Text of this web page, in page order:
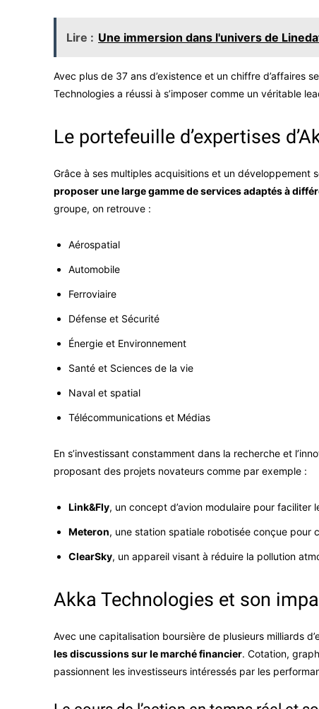
Lire : Une immersion dans l'univers de
Avec plus de 37 ans d’existence et un chiffre d’affaires
Technologies a réussi à s’imposer comme un véritable
Le portefeuille d’expertises
Grâce à ses multiples acquisitions et un développement
proposer une large gamme de services adaptés à
groupe, on retrouve :
Aérospatial
Automobile
Ferroviaire
Défense et Sécurité
Énergie et Environnement
Santé et Sciences de la vie
Naval et spatial
Télécommunications et Médias
En s’investissant constamment dans la recherche et
proposant des projets novateurs comme par exemple :
Link&Fly, un concept d’avion modulaire pour
Meteron, une station spatiale robotisée conçue pour
ClearSky, un appareil visant à réduire la pollution
Akka Technologies et son
Avec une capitalisation boursière de plusieurs milliards
les discussions sur le marché financier. Cotation,
passionnent les investisseurs intéressés par les